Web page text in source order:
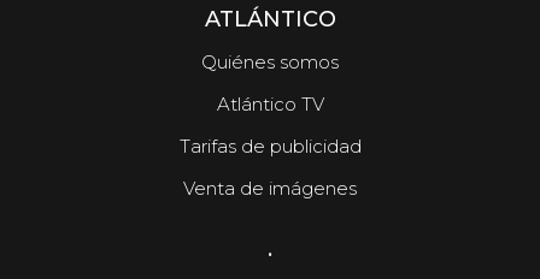
ATLÁNTICO
Quiénes somos
Atlántico TV
Tarifas de publicidad
Venta de imágenes
.